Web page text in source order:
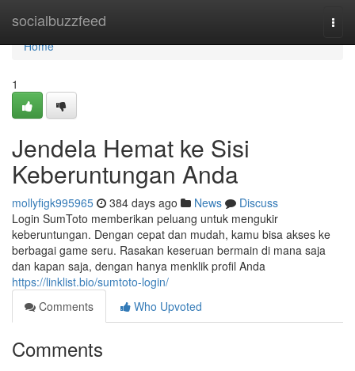
socialbuzzfeed
Home
Home
1
Jendela Hemat ke Sisi
Keberuntungan Anda
mollyfigk995965 384 days ago News
Discuss
Login SumToto memberikan peluang untuk mengukir
keberuntungan. Dengan cepat dan mudah, kamu bisa akses ke
berbagai game seru. Rasakan keseruan bermain di mana saja
dan kapan saja, dengan hanya menklik profil Anda
https://linklist.bio/sumtoto-login/
Comments
Who Upvoted
Comments